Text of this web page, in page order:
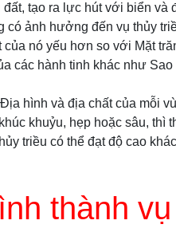
tạo ra lực hút với biển và
có ảnh hưởng đến vụ thủy
nó yếu hơn so với Mặt
các hành tinh khác như
hình và địa chất của mỗi
khuỷu, hẹp hoặc sâu, thì
triều có thể đạt độ cao
thành